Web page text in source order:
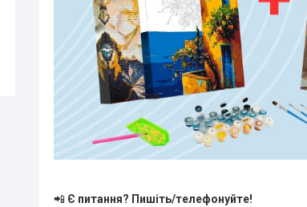
📲 Є питання? Пишіть/телефонуйте!